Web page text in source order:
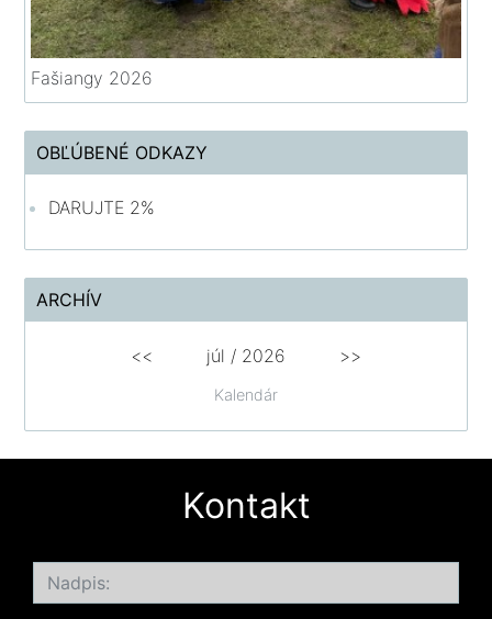
Fašiangy 2026
OBĽÚBENÉ ODKAZY
DARUJTE 2%
ARCHÍV
Kalendár
<< júl / 2026 >>
Kontakt